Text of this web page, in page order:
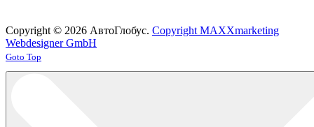
Copyright © 2026 АвтоГлобус. Copyright MAXXmarketing
Webdesigner GmbH
Joomla! 3 Templates
Goto Top